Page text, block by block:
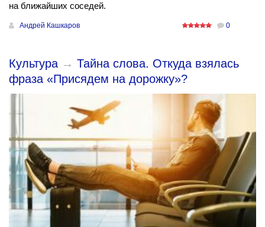
на ближайших соседей.
Андрей Кашкаров 0
Культура → Тайна слова. Откуда взялась
фраза «Присядем на дорожку»?